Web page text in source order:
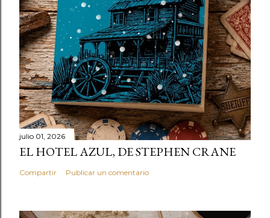
julio 01, 2026
EL HOTEL AZUL, DE STEPHEN CRANE
Compartir Publicar un comentario